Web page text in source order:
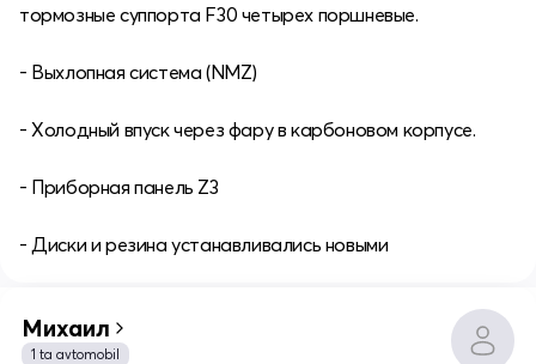
тормозные суппорта F30 четырех поршневые.
- Выхлопная система (NMZ)
- Холодный впуск через фару в карбоновом корпусе.
- Приборная панель Z3
- Диски и резина устанавливались новыми
Михаил
1 ta avtomobil